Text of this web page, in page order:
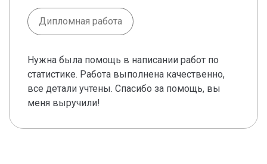
Дипломная работа
Нужна была помощь в написании работ по
статистике. Работа выполнена качественно,
все детали учтены. Спасибо за помощь, вы
меня выручили!